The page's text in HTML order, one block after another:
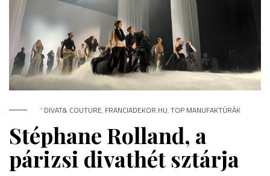
*DIVAT& COUTURE, FRANCIADEKOR.HU,TOP MANUFAKTÚRÁK
Stéphane Rolland, a
párizsi divathét sztárja